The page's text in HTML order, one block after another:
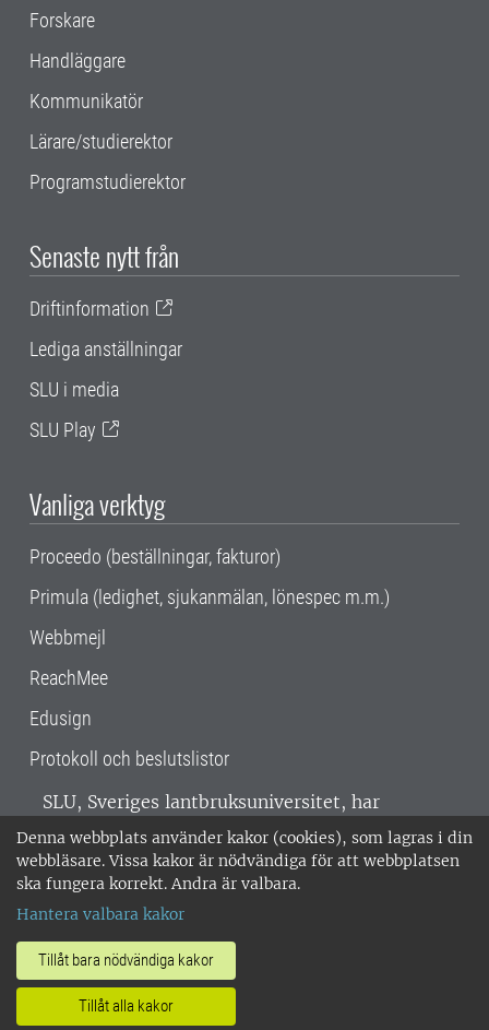
Denna webbplats använder kakor (cookies), som lagras i din
webbläsare. Vissa kakor är nödvändiga för att webbplatsen
ska fungera korrekt. Andra är valbara.
Hantera valbara kakor
Tillåt bara nödvändiga kakor
Tillåt alla kakor
Forskare
Handläggare
Kommunikatör
Lärare/studierektor
Programstudierektor
Senaste nytt från
Driftinformation
Lediga anställningar
SLU i media
SLU Play
Vanliga verktyg
Proceedo (beställningar, fakturor)
Primula (ledighet, sjukanmälan, lönespec m.m.)
Webbmejl
ReachMee
Edusign
Protokoll och beslutslistor
SLU, Sveriges lantbruksuniversitet, har
verksamhet över hela Sverige. Huvudorter är
Alnarp, Uppsala och Umeå.SLU är
miljöcertifierat enligt ISO 14001. •
018-67 10 00 • Org nr: 202100-2817 •
Om SLU:s webbplatser
•Hantera kakor•Behandling av
personuppgifter